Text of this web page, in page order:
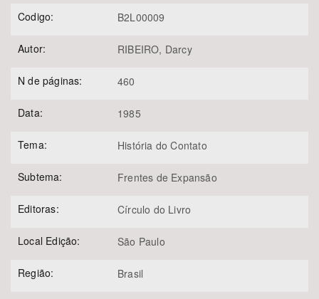
Codigo: B2L00009
Autor: RIBEIRO, Darcy
N de páginas: 460
Data: 1985
Tema: História do Contato
Subtema: Frentes de Expansão
Editoras: Círculo do Livro
Local Edição: São Paulo
Região: Brasil